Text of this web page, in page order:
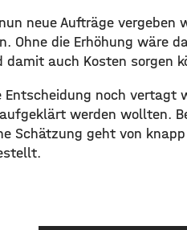
neue Aufträge
Ohne die Erhöhung wäre
damit auch Kosten sorgen
Entscheidung noch vertagt
werden wollten.
Schätzung geht von